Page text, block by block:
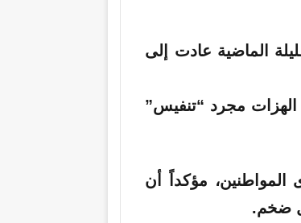
الماضية عادت إلى
الهزات مجرد “تنفيس”
مؤكداً أن
ضخم.